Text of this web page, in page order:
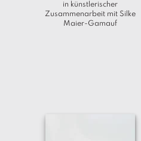
in künstlerischer
Zusammenarbeit mit Silke
Maier-Gamauf